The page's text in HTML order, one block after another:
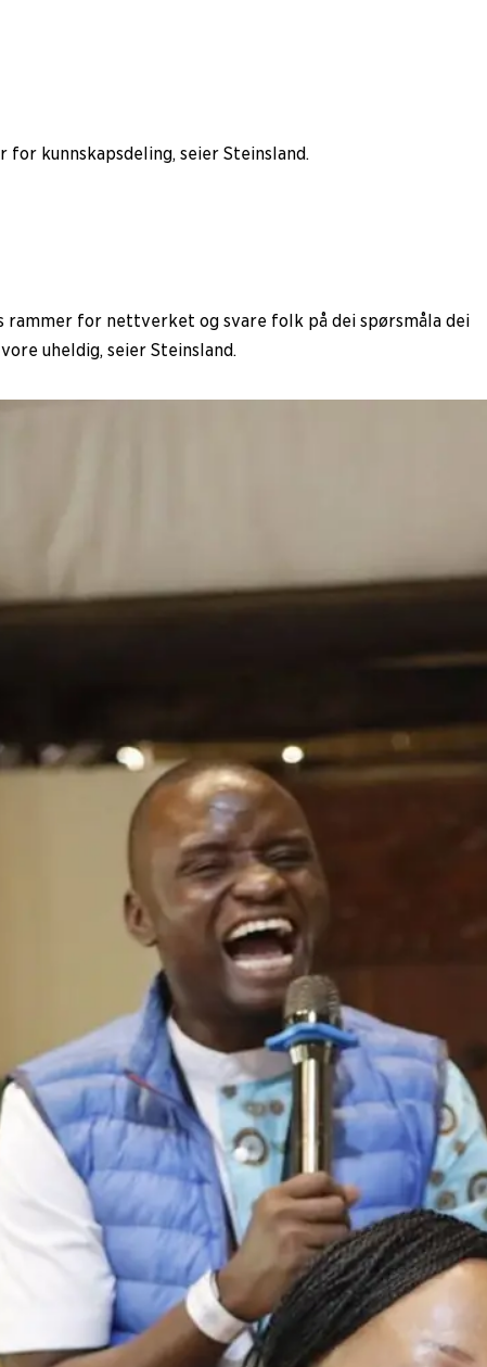
kunnskapsdeling, seier Steinsland.
for nettverket og svare folk på dei spørsmåla dei
uheldig, seier Steinsland.